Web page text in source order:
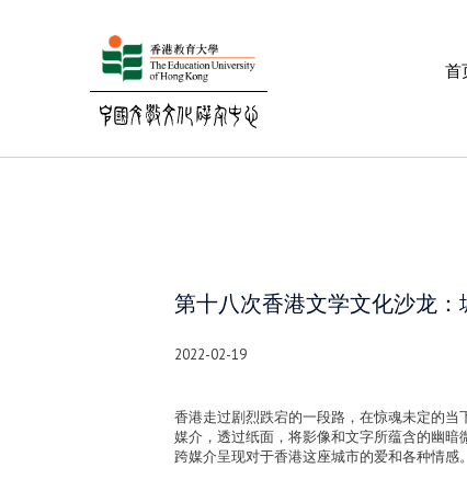
首
第十八次香港文学文化沙龙
2022-02-19
香港走过剧烈跌宕的一段路，在惊魂未定的
媒介，透过纸面，将影像和文字所蕴含的幽
跨媒介呈现对于香港这座城市的爱和各种情感。